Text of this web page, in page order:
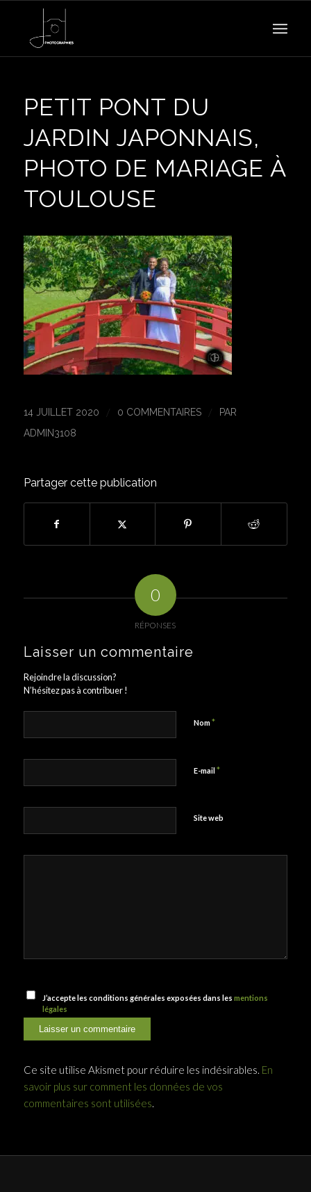
PETIT PONT DU
JARDIN JAPONNAIS,
PHOTO DE MARIAGE À
TOULOUSE
14 JUILLET 2020 / 0 COMMENTAIRES /
PAR
ADMIN3108
Partager cette publication
0
RÉPONSES
Laisser un commentaire
Rejoindre la discussion?
N’hésitez pas à contribuer !
Nom*
E-mail *
Site web
J’accepte les conditions générales exposées dans lesmentions
légales
Ce site utilise Akismet pour réduire les indésirables. En
savoir plus sur comment les données de vos
commentaires sont utilisées.